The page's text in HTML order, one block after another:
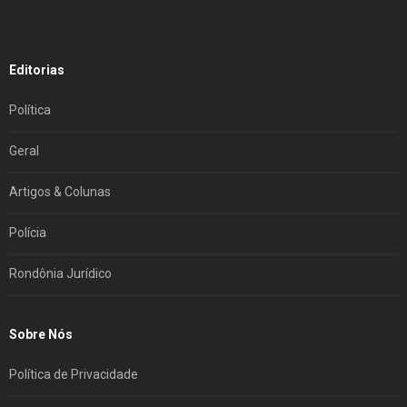
Editorias
Política
Geral
Artigos & Colunas
Polícia
Rondônia Jurídico
Sobre Nós
Política de Privacidade